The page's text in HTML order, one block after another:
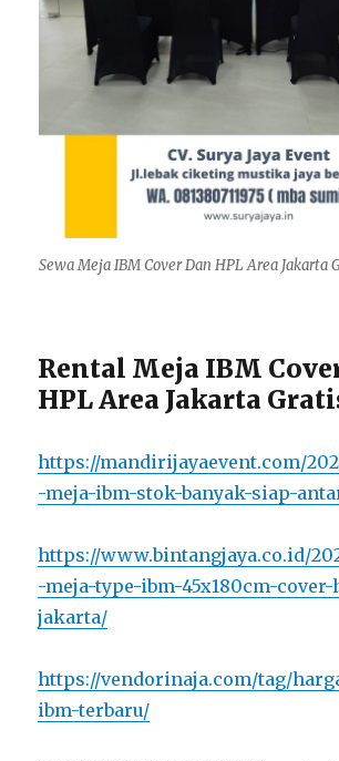
Sewa Meja IBM Cover Dan HPL Area Jakarta
Rental Meja IBM
HPL Area Jakarta
https://mandirijayaevent.com/
-meja-ibm-stok-banyak-siap-
https://www.bintangjaya.co.id/
-meja-type-ibm-45x180cm-
jakarta/
https://vendorinaja.com/tag/
ibm-terbaru/